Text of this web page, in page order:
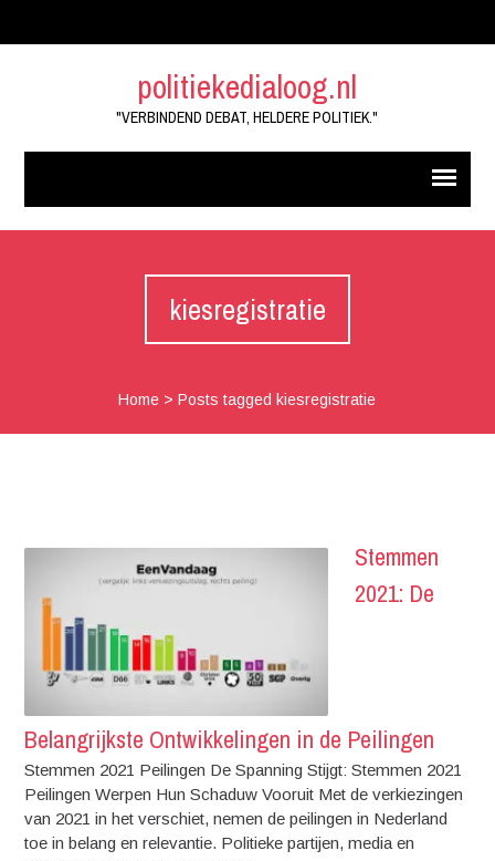
politiekedialoog.nl
"VERBINDEND DEBAT, HELDERE POLITIEK."
kiesregistratie
Home >Posts tagged kiesregistratie
Stemmen
2021: De
Belangrijkste Ontwikkelingen in de Peilingen
Stemmen 2021 Peilingen De Spanning Stijgt: Stemmen 2021
Peilingen Werpen Hun Schaduw Vooruit Met de verkiezingen
van 2021 in het verschiet, nemen de peilingen in Nederland
toe in belang en relevantie. Politieke partijen, media en